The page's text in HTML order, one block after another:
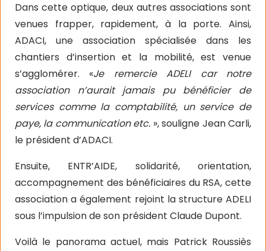
Dans cette optique, deux autres associations sont
venues frapper, rapidement, à la porte. Ainsi,
ADACI, une association spécialisée dans les
chantiers d’insertion et la mobilité, est venue
s’agglomérer. «Je remercie ADELI car notre
association n’aurait jamais pu bénéficier de
services comme la comptabilité, un service de
paye, la communication etc. », souligne Jean Carli,
le président d’ADACI.
Ensuite, ENTR’AIDE, solidarité, orientation,
accompagnement des bénéficiaires du RSA, cette
association a également rejoint la structure ADELI
sous l’impulsion de son président Claude Dupont.
Voilà le panorama actuel, mais Patrick Roussiès